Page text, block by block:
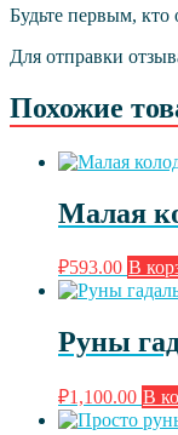
Будьте первым, кто
Для отправки
Похожие
Малая
₽593.00 В
Руны
₽1,100.00 В